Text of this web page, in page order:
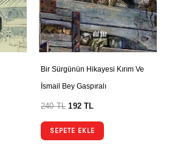
Bir Sürgünün Hikayesi Kırım Ve
İsmail Bey Gaspıralı
240TL 192TL
SEPETE EKLE